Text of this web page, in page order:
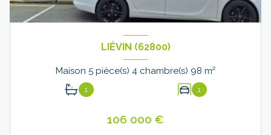
LIÉVIN (62800)
Maison 5 pièce(s) 4 chambre(s) 98 m²
1 1
106 000 €